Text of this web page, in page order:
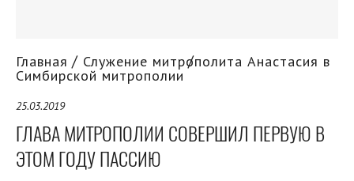
Главная Служение митрополита Анастасия в
Симбирской митрополии
25.03.2019
ГЛАВА МИТРОПОЛИИ СОВЕРШИЛ ПЕРВУЮ В
ЭТОМ ГОДУ ПАССИЮ